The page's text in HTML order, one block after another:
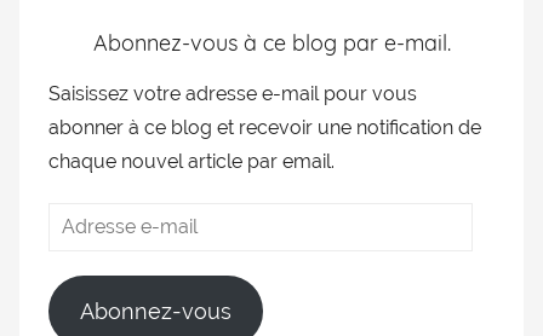
Abonnez-vous à ce blog par e-mail.
Saisissez votre adresse e-mail pour vous
abonner à ce blog et recevoir une notification de
chaque nouvel article par email.
Abonnez-vous